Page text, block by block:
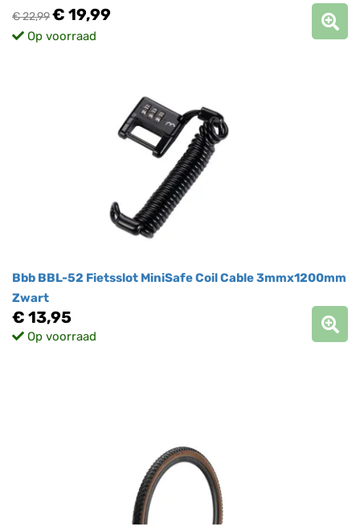
€ 22,99€ 19,99
Op voorraad
Bbb BBL-52 Fietsslot MiniSafe Coil Cable 3mmx1200mm
Zwart
€ 13,95
Op voorraad